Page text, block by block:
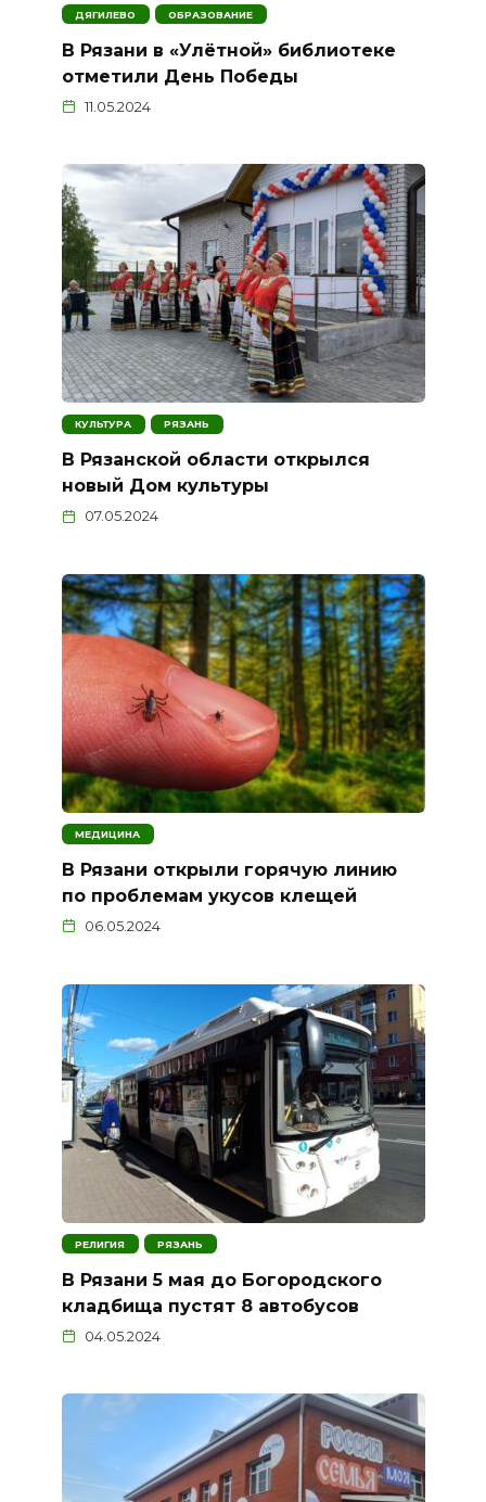
ДЯГИЛЕВО ОБРАЗОВАНИЕ
В Рязани в «Улётной» библиотеке
отметили День Победы
11.05.2024
КУЛЬТУРА РЯЗАНЬ
В Рязанской области открылся
новый Дом культуры
07.05.2024
МЕДИЦИНА
В Рязани открыли горячую линию
по проблемам укусов клещей
06.05.2024
РЕЛИГИЯ РЯЗАНЬ
В Рязани 5 мая до Богородского
кладбища пустят 8 автобусов
04.05.2024